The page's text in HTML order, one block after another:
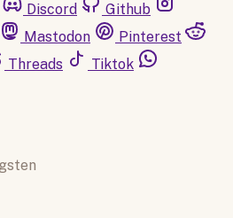
Discord
Github
Mastodon
Pinterest
Threads
Tiktok